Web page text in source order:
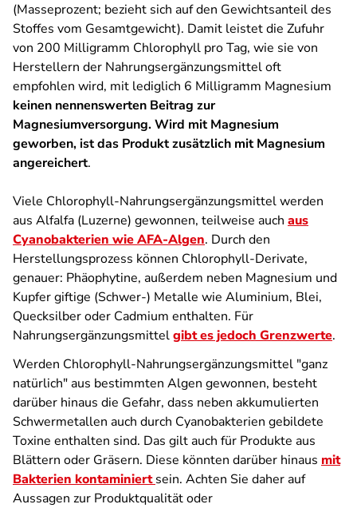
(Masseprozent; bezieht sich auf den Gewichtsanteil des
Stoffes vom Gesamtgewicht). Damit leistet die Zufuhr
von 200 Milligramm Chlorophyll pro Tag, wie sie von
Herstellern der Nahrungsergänzungsmittel oft
empfohlen wird, mit lediglich 6 Milligramm Magnesium
keinen nennenswerten Beitrag zur
Magnesiumversorgung. Wird mit Magnesium
geworben, ist das Produkt zusätzlich mit Magnesium
angereichert.
Viele Chlorophyll-Nahrungsergänzungsmittel werden
aus Alfalfa (Luzerne) gewonnen, teilweise auch aus
Cyanobakterien wie AFA-Algen. Durch den
Herstellungsprozess können Chlorophyll-Derivate,
genauer: Phäophytine, außerdem neben Magnesium und
Kupfer giftige (Schwer-) Metalle wie Aluminium, Blei,
Quecksilber oder Cadmium enthalten. Für
Nahrungsergänzungsmittelgibt es jedoch Grenzwerte.
Werden Chlorophyll-Nahrungsergänzungsmittel "ganz
natürlich" aus bestimmten Algen gewonnen, besteht
darüber hinaus die Gefahr, dass neben akkumulierten
Schwermetallen auch durch Cyanobakterien gebildete
Toxine enthalten sind. Das gilt auch für Produkte aus
Blättern oder Gräsern. Diese könnten darüber hinaus mit
Bakterien kontaminiertsein. Achten Sie daher auf
Aussagen zur Produktqualität oder